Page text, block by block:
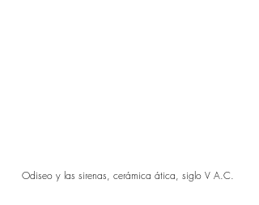
Odiseo y las sirenas, cerámica ática, siglo V A.C.